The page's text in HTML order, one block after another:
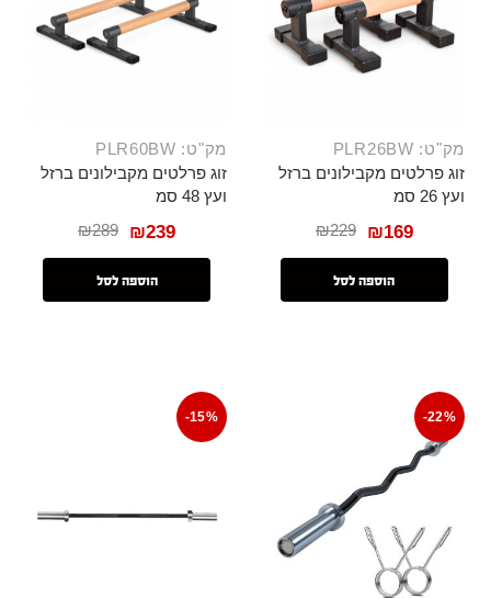
מק"ט: PLR26BW
זוג פרלטים מקבילונים ברזל
ועץ 26 סמ
₪229 ₪169
הוספה לסל
מק"ט: PLR60BW
זוג פרלטים מקבילונים ברזל
ועץ 48 סמ
₪289 ₪239
הוספה לסל
-22%
-15%